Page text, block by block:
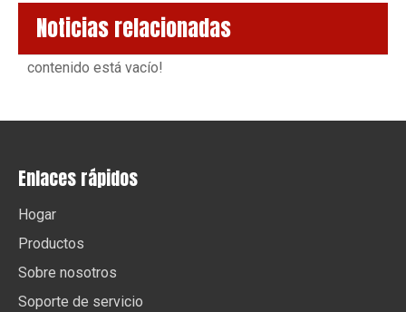
Noticias relacionadas
contenido está vacío!
Enlaces rápidos
Hogar
Productos
Sobre nosotros
Soporte de servicio